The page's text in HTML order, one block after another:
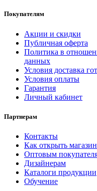
Покупателям
Акции и скидки
Публичная оферта
Политика в
данных
Условия доставка
Условия оплаты
Гарантия
Личный кабинет
Партнерам
Контакты
Как открыть
Оптовым
Дизайнерам
Каталоги продукции
Обучение